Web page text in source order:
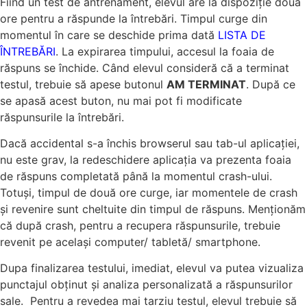
ore pentru a răspunde la întrebări. Timpul curge din
momentul în care se deschide prima dată LISTA DE
ÎNTREBĂRI. La expirarea timpului, accesul la foaia de
răspuns se închide. Când elevul consideră că a terminat
testul, trebuie să apese butonul AM TERMINAT. După ce
se apasă acest buton, nu mai pot fi modificate
răspunsurile la întrebări.
Dacă accidental s-a închis browserul sau tab-ul aplicației,
nu este grav, la redeschidere aplicația va prezenta foaia
de răspuns completată până la momentul crash-ului.
Totuși, timpul de două ore curge, iar momentele de crash
și revenire sunt cheltuite din timpul de răspuns. Menționăm
că după crash, pentru a recupera răspunsurile, trebuie
revenit pe același computer/ tabletă/ smartphone.
Dupa finalizarea testului, imediat, elevul va putea vizualiza
punctajul obţinut şi analiza personalizată a răspunsurilor
sale. Pentru a revedea mai tarziu testul, elevul trebuie să